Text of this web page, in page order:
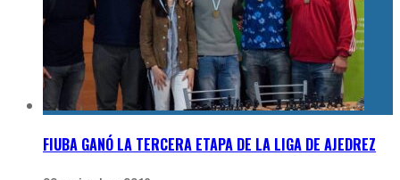
FIUBA GANÓ LA TERCERA ETAPA DE LA LIGA DE AJEDREZ